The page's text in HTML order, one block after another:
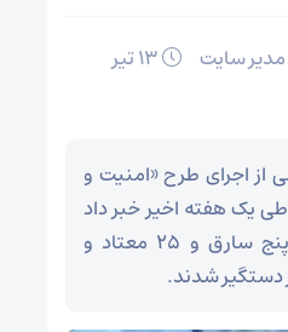
مدیر سایت
از اجرای طرح «امنیت و
یک هفته اخیر خبر داد
و گفت: در این بازه، پنج سارق و ۲۵ معتاد و
شدند.